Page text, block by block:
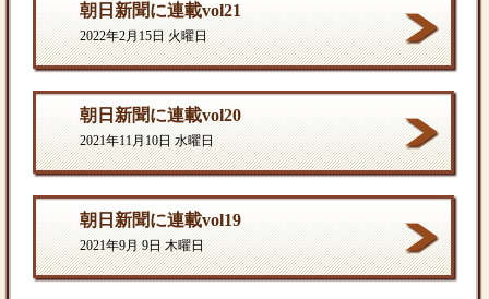
朝日新聞に連載vol21
2022年2月15日 火曜日
朝日新聞に連載vol20
2021年11月10日 水曜日
朝日新聞に連載vol19
2021年9月 9日 木曜日